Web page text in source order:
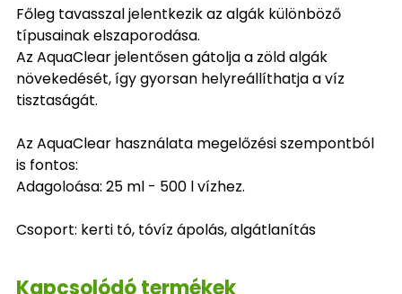
Főleg tavasszal jelentkezik az algák különböző
típusainak elszaporodása.
Az AquaClear jelentősen gátolja a zöld algák
növekedését, így gyorsan helyreállíthatja a víz
tisztaságát.
Az AquaClear használata megelőzési szempontból
is fontos:
Adagoloása: 25 ml - 500 l vízhez.
Csoport: kerti tó, tóvíz ápolás, algátlanítás
Kapcsolódó termékek